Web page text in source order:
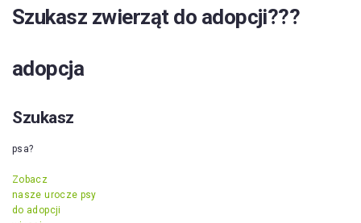
Szukasz zwierząt do adopcji???
adopcja
Szukasz
psa?
Zobacz
nasze urocze psy
do adopcji